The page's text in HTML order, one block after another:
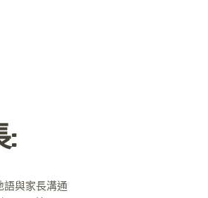
:
語與家長溝通